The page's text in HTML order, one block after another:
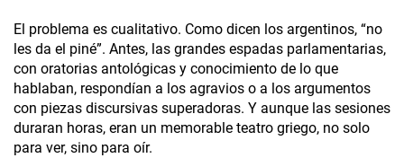
El problema es cualitativo. Como dicen los argentinos, “no
les da el piné”. Antes, las grandes espadas parlamentarias,
con oratorias antológicas y conocimiento de lo que
hablaban, respondían a los agravios o a los argumentos
con piezas discursivas superadoras. Y aunque las sesiones
duraran horas, eran un memorable teatro griego, no solo
para ver, sino para oír.